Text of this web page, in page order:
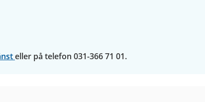
eller på telefon 031-366 71 01.